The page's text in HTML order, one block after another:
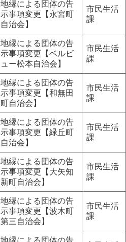
地縁による団体の告
示事項変更【永宮町
自治会】
市民生活
課
地縁による団体の告
示事項変更【ベルビ
ュー松本自治会】
市民生活
課
地縁による団体の告
示事項変更【和無田
町自治会】
市民生活
課
地縁による団体の告
示事項変更【緑丘町
自治会】
市民生活
課
地縁による団体の告
示事項変更【大矢知
新町自治会】
市民生活
課
地縁による団体の告
示事項変更【波木町
第三自治会】
市民生活
課
地縁による団体の告